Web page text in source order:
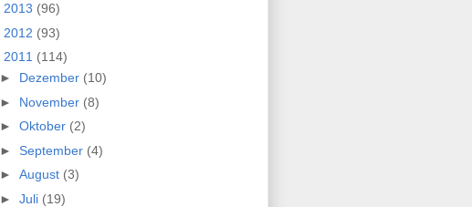
2013 (96)
2012 (93)
2011 (114)
► Dezember (10)
► November (8)
► Oktober (2)
► September (4)
► August (3)
► Juli (19)